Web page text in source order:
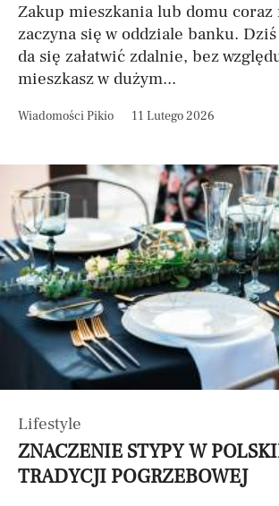
Zakup mieszkania lub domu coraz
zaczyna się w oddziale banku.
da się załatwić zdalnie, bez
mieszkasz w dużym...
Wiadomości Pikio 11 Lutego 2026
Lifestyle
ZNACZENIE STYPY W
TRADYCJI POGRZEBOWEJ